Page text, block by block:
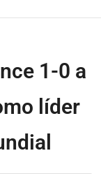
1-0 a
líder